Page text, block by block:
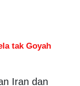
tak Goyah
Iran dan